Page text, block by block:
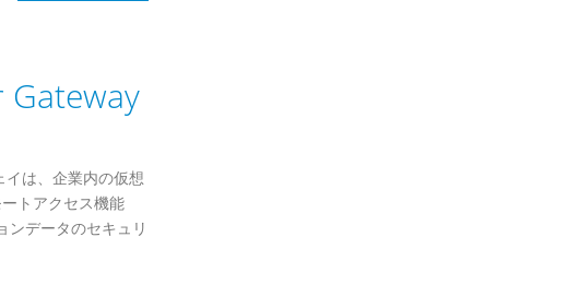
は、企業内の仮想
トアクセス機能
ンデータのセキュリ